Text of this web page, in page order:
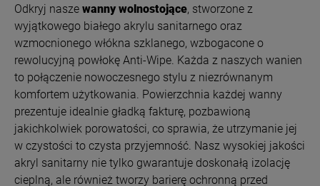
Odkryj nasze wanny wolnostojące, stworzone z
wyjątkowego białego akrylu sanitarnego oraz
wzmocnionego włókna szklanego, wzbogacone o
rewolucyjną powłokę Anti-Wipe. Każda z naszych wanien
to połączenie nowoczesnego stylu z niezrównanym
komfortem użytkowania. Powierzchnia każdej wanny
prezentuje idealnie gładką fakturę, pozbawioną
jakichkolwiek porowatości, co sprawia, że utrzymanie jej
w czystości to czysta przyjemność. Nasz wysokiej jakości
akryl sanitarny nie tylko gwarantuje doskonałą izolację
cieplną, ale również tworzy barierę ochronną przed